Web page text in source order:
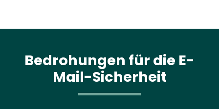
Bedrohungen für die E-
Mail-Sicherheit